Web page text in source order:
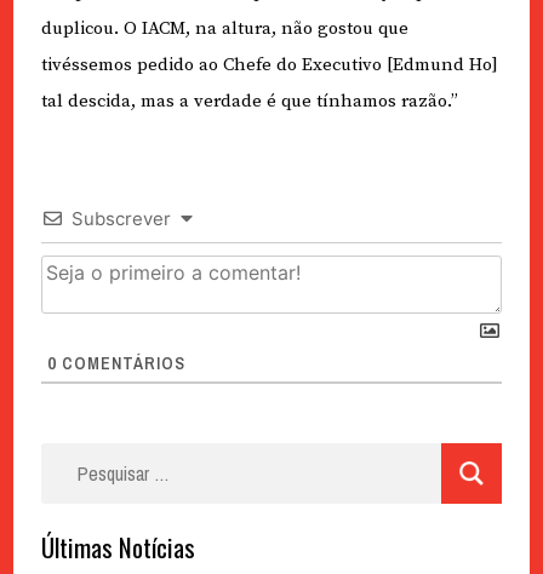
duplicou. O IACM, na altura, não gostou que
tivéssemos pedido ao Chefe do Executivo [Edmund Ho]
tal descida, mas a verdade é que tínhamos razão.”
Subscrever
0 COMENTÁRIOS
Últimas Notícias